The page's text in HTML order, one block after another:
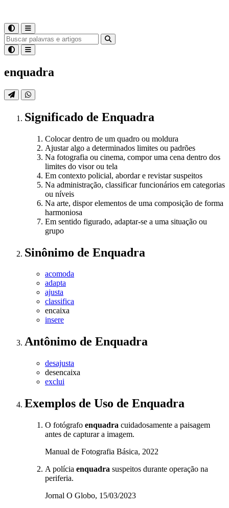
enquadra
Significado de Enquadra
Colocar dentro de um quadro ou moldura
Ajustar algo a determinados limites ou padrões
Na fotografia ou cinema, compor uma cena dentro dos
limites do visor ou tela
Em contexto policial, abordar e revistar suspeitos
Na administração, classificar funcionários em categorias
ou níveis
Na arte, dispor elementos de uma composição de forma
harmoniosa
Em sentido figurado, adaptar-se a uma situação ou
grupo
Sinônimo de Enquadra
acomoda
adapta
ajusta
classifica
encaixa
insere
Antônimo de Enquadra
desajusta
desencaixa
exclui
Exemplos de Uso de Enquadra
O fotógrafo enquadra cuidadosamente a paisagem
antes de capturar a imagem.
Manual de Fotografia Básica, 2022
A polícia enquadra suspeitos durante operação na
periferia.
Jornal O Globo, 15/03/2023